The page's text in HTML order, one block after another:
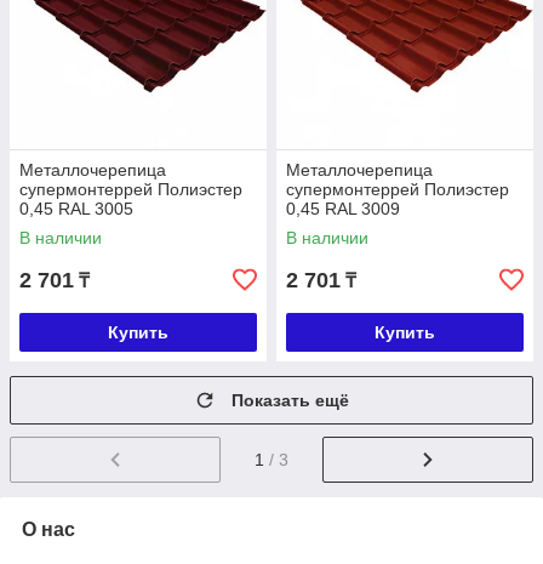
Металлочерепица
супермонтеррей Полиэстер
0,45 RAL 3005
В наличии
2 701 ₸
Купить
Металлочерепица
супермонтеррей Полиэстер
0,45 RAL 3009
В наличии
2 701 ₸
Купить
Показать ещё
1 / 3
О нас